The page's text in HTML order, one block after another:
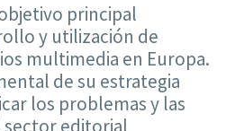
principal
y utilización de
multimedia en Europa.
de su estrategia
los problemas y las
editorial